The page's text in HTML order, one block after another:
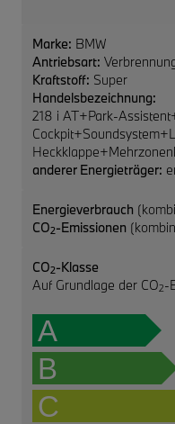
Marke: BMW
Antriebsart:
Kraftstoff: Super
Handelsbezeichnung:
218 i AT+Park-
anderer Energieträger:
Energieverbrauch
CO2-Emissionen
CO2-Klasse
Auf Grundlage der CO2-
A
B
C